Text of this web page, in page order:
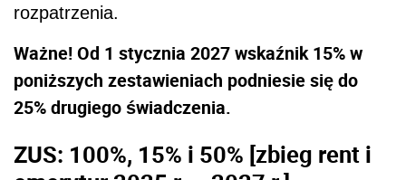
rozpatrzenia.
Ważne! Od 1 stycznia 2027 wskaźnik 15% w
poniższych zestawieniach podniesie się do
25% drugiego świadczenia.
ZUS: 100%, 15% i 50% [zbieg rent i